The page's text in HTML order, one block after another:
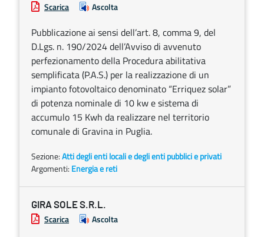
Scarica Ascolta
Pubblicazione ai sensi dell’art. 8, comma 9, del
D.Lgs. n. 190/2024 dell’Avviso di avvenuto
perfezionamento della Procedura abilitativa
semplificata (P.A.S.) per la realizzazione di un
impianto fotovoltaico denominato “Erriquez solar”
di potenza nominale di 10 kw e sistema di
accumulo 15 Kwh da realizzare nel territorio
comunale di Gravina in Puglia.
Sezione:Atti degli enti locali e degli enti pubblici e privati
Argomenti: Energia e reti
GIRA SOLE S.R.L.
Scarica Ascolta